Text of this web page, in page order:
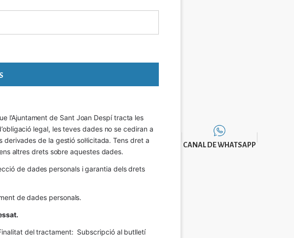
l’Ajuntament de Sant Joan Despí tracta les
legal, les teves dades no se cediran a
de la gestió sol·licitada. Tens dret a
altres drets sobre aquestes dades.
de dades personals i garantia dels drets
de dades personals.
del tractament:  Subscripció al butlletí
CANAL DE WHATSAPP